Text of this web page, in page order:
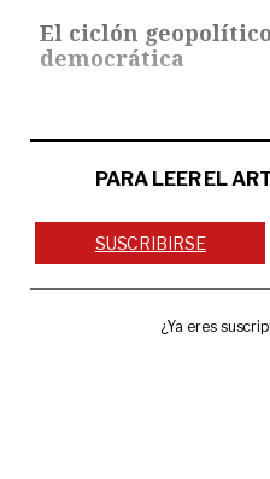
El ciclón
democrática
PARA LEER EL
SUSCRIBIRSE
¿Ya eres